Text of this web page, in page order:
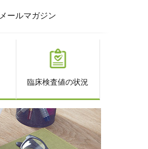
メールマガジン
臨床検査値の状況